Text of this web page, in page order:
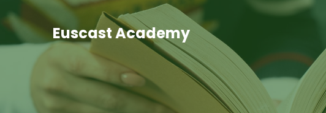
Euscast Academy